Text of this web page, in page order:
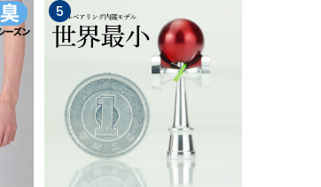
カード入れ、ファスナーポケッ
5